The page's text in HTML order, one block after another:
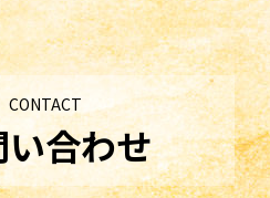
CONTACT
合わせ